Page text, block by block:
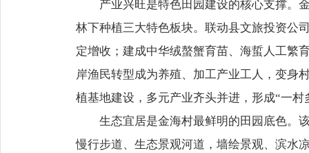
产业兴旺是特色田园建设的核心支撑。金
林下种植三大特色板块。联动县文旅投资公
定增收；建成中华绒螯蟹育苗、海蜇人工
岸渔民转型成为养殖、加工产业工人，变身
植基地建设，多元产业齐头并进，形成“一
生态宜居是金海村最鲜明的田园底色。该
慢行步道、生态景观河道，墙绘景观、滨水